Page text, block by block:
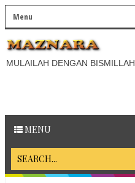
MULAILAH DENGAN BISMILLAH
MENU